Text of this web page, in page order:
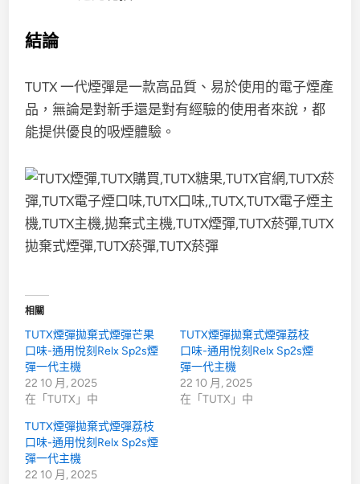
結論
TUTX 一代煙彈是一款高品質、易於使用的電子煙產
品，無論是對新手還是對有經驗的使用者來說，都
能提供優良的吸煙體驗。
相關
TUTX煙彈拋棄式煙彈芒果
口味-通用悅刻Relx Sp2s煙
彈一代主機
22 10 月, 2025
在「TUTX」中
TUTX煙彈拋棄式煙彈荔枝
口味-通用悅刻Relx Sp2s煙
彈一代主機
22 10 月, 2025
在「TUTX」中
TUTX煙彈拋棄式煙彈荔枝
口味-通用悅刻Relx Sp2s煙
彈一代主機
22 10 月, 2025